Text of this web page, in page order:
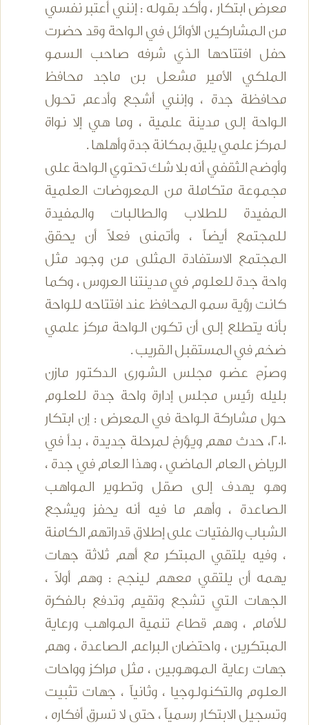
معرض ابتكار ، وأكد بقوله : إنني أعتبر نفسي
من المشاركين الأوائل في الواحة وقد حضرت
حفل افتتاحها الذي شرفه صاحب السمو
الملكي الأمير مشعل بن ماجد محافظ
محافظة جدة ، وإنني أشجع وأدعم تحول
الواحة إلى مدينة علمية ، وما هي إلا نواة
لمركز علمي يليق بمكانة جدة وأهلها .
وأوضح الثقفي أنه بلا شك تحتوي الواحة على
مجموعة متكاملة من المعروضات العلمية
المفيدة للطلاب والطالبات والمفيدة
للمجتمع أيضاً ، وأتمنى فعلاً أن يحقق
المجتمع الاستفادة المثلى من وجود مثل
واحة جدة للعلوم في مدينتنا العروس ، وكما
كانت رؤية سمو المحافظ عند افتتاحه للواحة
بأنه يتطلع إلى أن تكون الواحة مركز علمي
ضخم في المستقبل القريب .
وصرّح عضو مجلس الشورى الدكتور مازن
بليله رئيس مجلس إدارة واحة جدة للعلوم
حول مشاركة الواحة في المعرض : إن ابتكار
2010، حدث مهم ويؤرخ لمرحلة جديدة ، بدأ في
الرياض العام الماضي ، وهذا العام في جدة ،
وهو يهدف إلى صقل وتطوير المواهب
الصاعدة ، وأهم ما فيه أنه يحفز ويشجع
الشباب والفتيات على إطلاق قدراتهم الكامنة
، وفيه يلتقي المبتكر مع أهم ثلاثة جهات
يهمه أن يلتقي معهم لينجح : وهم أولاً ،
الجهات التي تشجع وتقيم وتدفع بالفكرة
للأمام ، وهم قطاع تنمية المواهب ورعاية
المبتكرين ، واحتضان البراعم الصاعدة ، وهم
جهات رعاية الموهوبين ، مثل مراكز وواحات
العلوم والتكنولوجيا ، وثانياً ، جهات تثبيت
وتسجيل الابتكار رسمياً ، حتى لا تسرق أفكاره ،